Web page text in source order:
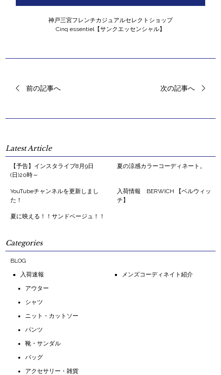
神戸三宮フレンチカジュアルセレクトショップ
Cinq essentiel【サンクエッセンシャル】
前の記事へ 次の記事へ
Latest Article
【予告】インスタライブ8月9日
(日)20時～
夏の涼感カラーコーディネート。
YouTubeチャンネルを更新しまし
た！
入荷情報 BERWICH 【ベルウィッ
チ】
夏に映える！！サンドベージュ！！
Categories
BLOG
入荷速報
アウター
シャツ
ニット・カットソー
パンツ
靴・サンダル
バッグ
アクセサリー・雑貨
メンズコーディネイト紹介